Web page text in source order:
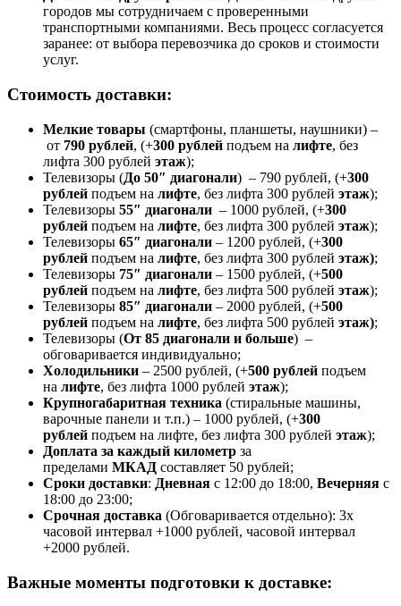
городов мы сотрудничаем с проверенными
транспортными компаниями. Весь процесс согласуется
заранее: от выбора перевозчика до сроков и стоимости
услуг.
Стоимость доставки:
Мелкие товары (смартфоны, планшеты, наушники) –
от 790 рублей, (+300 рублей подъем на лифте, без
лифта 300 рублей этаж);
Телевизоры (До 50″ диагонали) – 790 рублей, (+300
рублей подъем на лифте, без лифта 300 рублей этаж);
Телевизоры 55″ диагонали – 1000 рублей, (+300
рублей подъем на лифте, без лифта 300 рублей этаж);
Телевизоры 65″ диагонали – 1200 рублей, (+300
рублей подъем на лифте, без лифта 300 рублей этаж);
Телевизоры 75″ диагонали – 1500 рублей, (+500
рублей подъем на лифте, без лифта 500 рублей этаж);
Телевизоры 85″ диагонали – 2000 рублей, (+500
рублей подъем на лифте, без лифта 500 рублей этаж);
Телевизоры (От 85 диагонали и больше) –
обговаривается индивидуально;
Холодильники – 2500 рублей, (+500 рублей подъем
на лифте, без лифта 1000 рублей этаж);
Крупногабаритная техника (стиральные машины,
варочные панели и т.п.) – 1000 рублей, (+300
рублей подъем на лифте, без лифта 300 рублей этаж);
Доплата за каждый километр за
пределами МКАД составляет 50 рублей;
Сроки доставки: Дневная с 12:00 до 18:00, Вечерняя с
18:00 до 23:00;
Срочная доставка (Обговаривается отдельно): 3х
часовой интервал +1000 рублей, часовой интервал
+2000 рублей.
Важные моменты подготовки к доставке: